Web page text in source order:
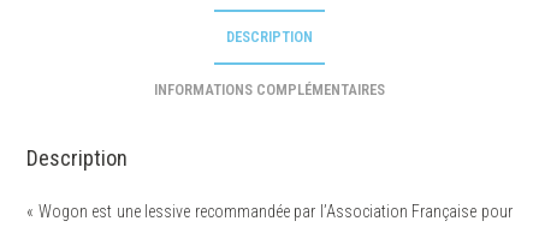
DESCRIPTION
INFORMATIONS COMPLÉMENTAIRES
Description
« Wogon est une lessive recommandée par l’Association Française pour